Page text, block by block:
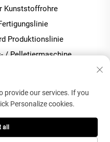
Kunststoffrohre
Produktionslinie
/ Pelletiermaschine
provide our services. If you
Personalize cookies.